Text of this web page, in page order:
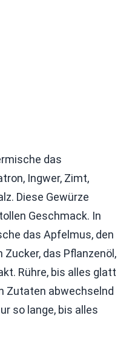
das
Ingwer, Zimt,
Diese Gewürze
Geschmack. In
das Apfelmus, den
Zucker, das Pflanzenöl,
Rühre, bis alles glatt
Zutaten abwechselnd
so lange, bis alles